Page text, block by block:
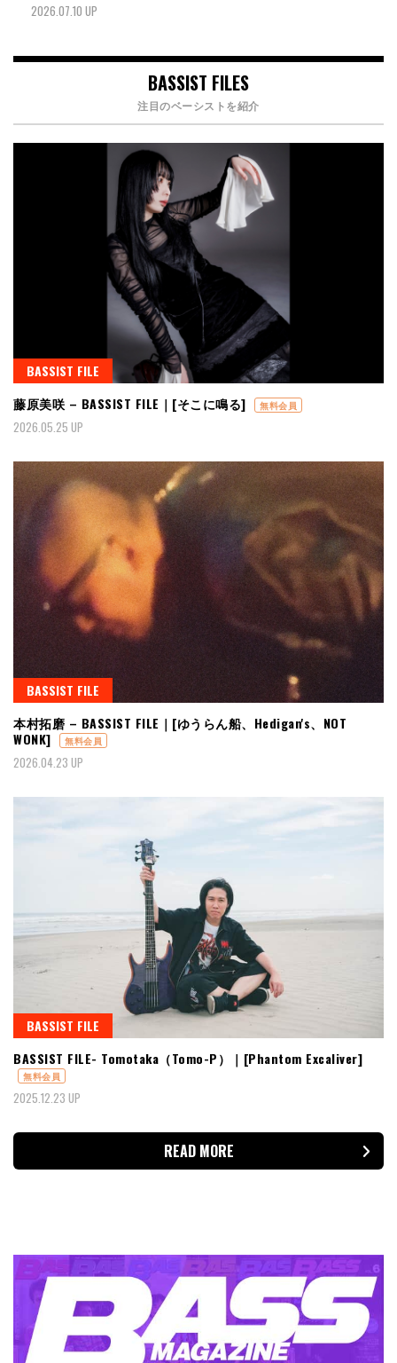
2026.07.10 UP
BASSIST FILES
注目のベーシストを紹介
BASSIST FILE
藤原美咲 – BASSIST FILE｜[そこに鳴る]
無料会員
2026.05.25 UP
BASSIST FILE
本村拓磨 – BASSIST FILE｜[ゆうらん船、Hedigan's、NOT
WONK]
無料会員
2026.04.23 UP
BASSIST FILE
BASSIST FILE- Tomotaka（Tomo-P）｜[Phantom Excaliver]
無料会員
2025.12.23 UP
READ MORE